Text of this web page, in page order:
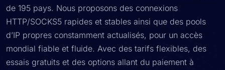
de 195 pays. Nous proposons des connexions
HTTP/SOCKS5 rapides et stables ainsi que des pools
d’IP propres constamment actualisés, pour un accès
mondial fiable et fluide. Avec des tarifs flexibles, des
essais gratuits et des options allant du paiement à